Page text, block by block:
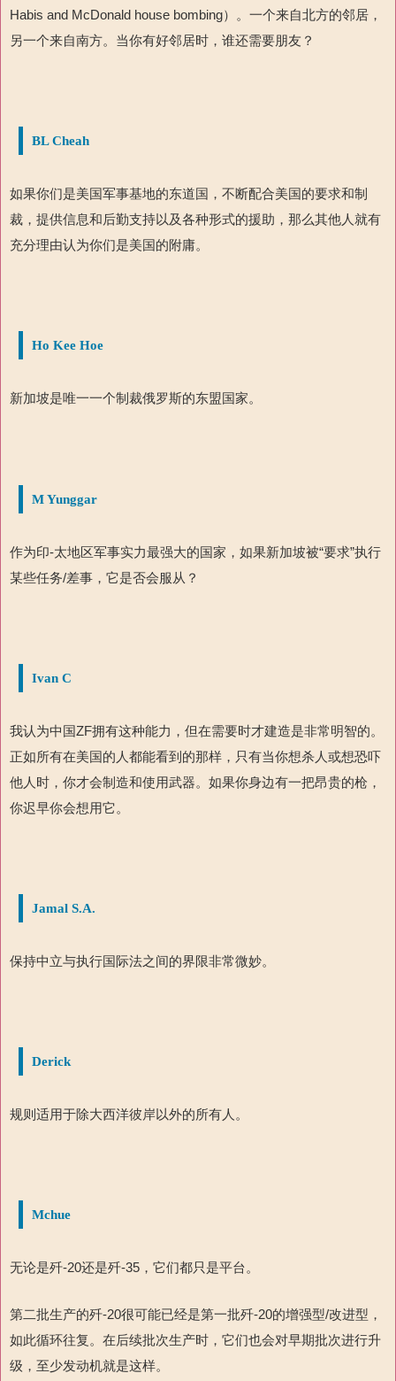
Habis and McDonald house bombing）。一个来自北方的邻居，
另一个来自南方。当你有好邻居时，谁还需要朋友？
BL Cheah
如果你们是美国军事基地的东道国，不断配合美国的要求和制
裁，提供信息和后勤支持以及各种形式的援助，那么其他人就有
充分理由认为你们是美国的附庸。
Ho Kee Hoe
新加坡是唯一一个制裁俄罗斯的东盟国家。
M Yunggar
作为印-太地区军事实力最强大的国家， 如果新加坡被“要求”执行
某些任务/差事，它是否会服从？
Ivan C
我认为中国ZF拥有这种能力，但在需要时才建造是非常明智的。
正如所有在美国的人都能看到的那样，只有当你想杀人或想恐吓
他人时，你才会制造和使用武器。如果你身边有一把昂贵的枪，
你迟早你会想用它。
Jamal S.A.
保持中立与执行国际法之间的界限非常微妙。
Derick
规则适用于除大西洋彼岸以外的所有人。
Mchue
无论是歼-20还是歼-35 ，它们都只是平台。
第二批生产的歼-20很可能已经是第一批歼-20的增强型/改进型 ，
如此循环往复。在后续批次生产时，它们也会对早期批次进行升
级，至少发动机就是这样。